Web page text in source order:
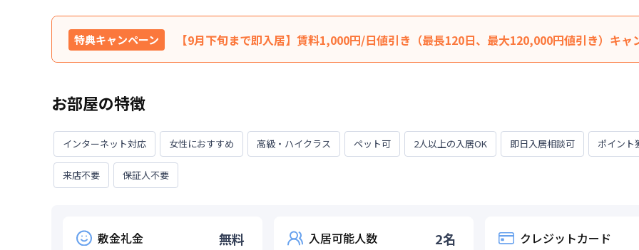
特典キャンペーン 【9月下旬まで即入居】賃料1,000円/日値引き（最長120日、最大120,000円値引き）キャ
利用条件 2026年9月30日までに入居かつ１か月（30日）以上ご利用のお客様
対象期間
お部屋の特徴
インターネット対応 女性におすすめ 高級・ハイクラス ペット可 2人以上の入居OK 即日入居相談可 ポイント
来店不要 保証人不要
敷金礼金 無料 入居可能人数 2名 クレジットカード